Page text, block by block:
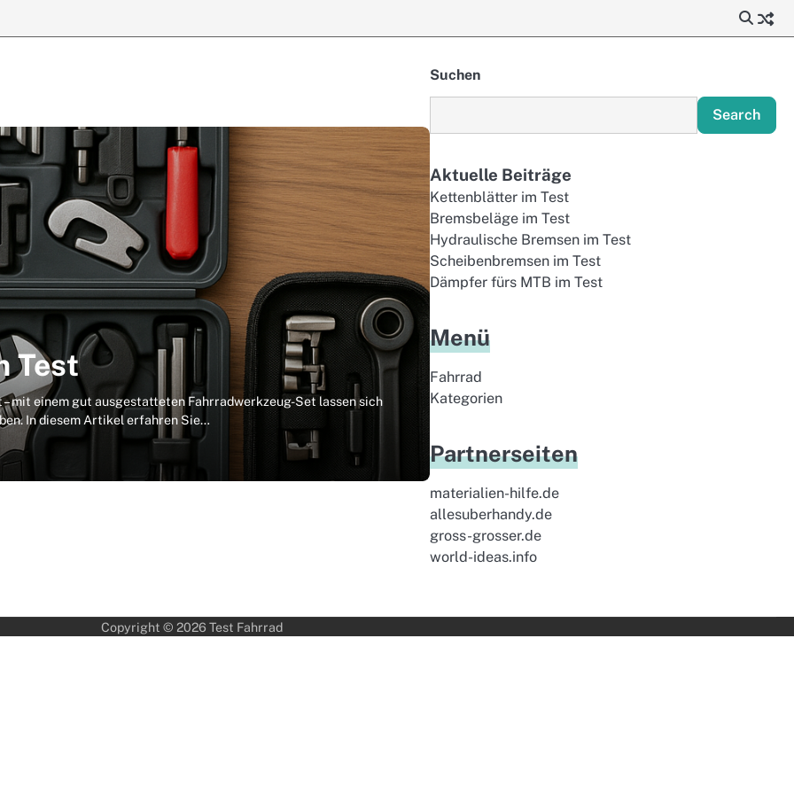
Test
mit einem gut ausgestatteten Fahrradwerkzeug-Set lassen sich
In diesem Artikel erfahren Sie…
Suchen
Search
Aktuelle Beiträge
Kettenblätter im Test
Bremsbeläge im Test
Hydraulische Bremsen im Test
Scheibenbremsen im Test
Dämpfer fürs MTB im Test
Menü
Fahrrad
Kategorien
Partnerseiten
materialien-hilfe.de
allesuberhandy.de
gross-grosser.de
world-ideas.info
Copyright © 2026 Test Fahrrad